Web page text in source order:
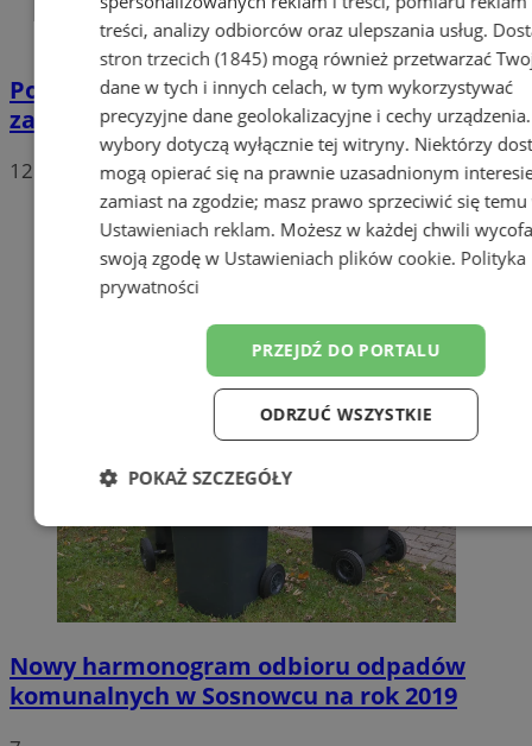
Potwierdzono pierwszy przypadek
zarażenia koronawirusem w Sosnowcu
12
Nowy harmonogram odbioru odpadów
komunalnych w Sosnowcu na rok 2019
treści, analizy odbiorców oraz ulepszania usług.
stron trzecich (1845)mogą również przetwarzać
dane w tych i innych celach, w tym wykorzystywać
precyzyjne dane geolokalizacyjne i cechy
wybory dotyczą wyłącznie tej witryny. Niektórzy
mogą opierać się na prawnie uzasadnionym
zamiast na zgodzie; masz prawo sprzeciwić się temu
Ustawieniach reklam. Możesz w każdej chwili
swoją zgodę w Ustawieniach plików cookie. Polityka
prywatności
PRZEJDŹ DO PORTALU
ODRZUĆ WSZYSTKIE
POKAŻ SZCZEGÓŁY
Niezbędne Wydajność
Funkcjonalność